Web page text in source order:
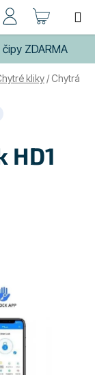
ZDARMA
KOŠÍK
kliky / Chytrá
HD1